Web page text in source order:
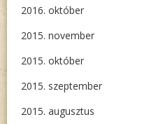
2016. október
2015. november
2015. október
2015. szeptember
2015. augusztus